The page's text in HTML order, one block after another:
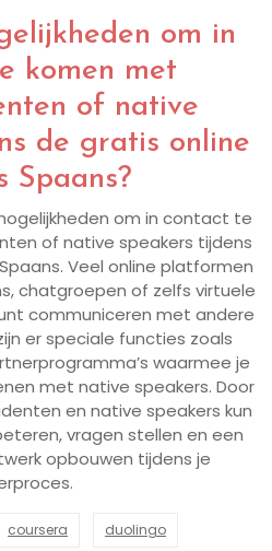
om in
komen met
of native
de gratis online
Spaans?
om in contact te
of native speakers tijdens
Veel online platformen
chatgroepen of zelfs virtuele
communiceren met andere
er speciale functies zoals
waarmee je
met native speakers. Door
en native speakers kun
vragen stellen en een
opbouwen tijdens je
coursera duolingo